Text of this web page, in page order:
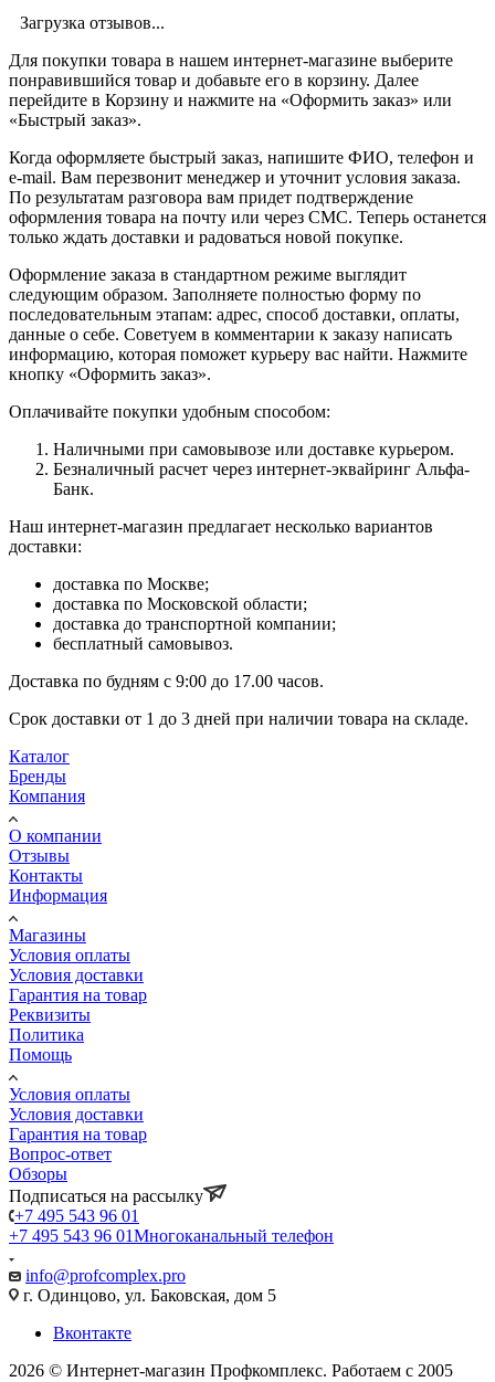
Загрузка отзывов...
Для покупки товара в нашем интернет-магазине выберите
понравившийся товар и добавьте его в корзину. Далее
перейдите в Корзину и нажмите на «Оформить заказ» или
«Быстрый заказ».
Когда оформляете быстрый заказ, напишите ФИО, телефон и
e-mail. Вам перезвонит менеджер и уточнит условия заказа.
По результатам разговора вам придет подтверждение
оформления товара на почту или через СМС. Теперь останется
только ждать доставки и радоваться новой покупке.
Оформление заказа в стандартном режиме выглядит
следующим образом. Заполняете полностью форму по
последовательным этапам: адрес, способ доставки, оплаты,
данные о себе. Советуем в комментарии к заказу написать
информацию, которая поможет курьеру вас найти. Нажмите
кнопку «Оформить заказ».
Оплачивайте покупки удобным способом:
Наличными при самовывозе или доставке курьером.
Безналичный расчет через интернет-эквайринг Альфа-
Банк.
Наш интернет-магазин предлагает несколько вариантов
доставки:
доставка по Москве;
доставка по Московской области;
доставка до транспортной компании;
бесплатный самовывоз.
Доставка по будням с 9:00 до 17.00 часов.
Срок доставки от 1 до 3 дней при наличии товара на складе.
Каталог
Бренды
Компания
О компании
Отзывы
Контакты
Информация
Магазины
Условия оплаты
Условия доставки
Гарантия на товар
Реквизиты
Политика
Помощь
Условия оплаты
Условия доставки
Гарантия на товар
Вопрос-ответ
Обзоры
Подписаться на рассылку
+7 495 543 96 01
+7 495 543 96 01Многоканальный телефон
info@profcomplex.pro
г. Одинцово, ул. Баковская, дом 5
Вконтакте
2026 © Интернет-магазин Профкомплекс. Работаем с 2005